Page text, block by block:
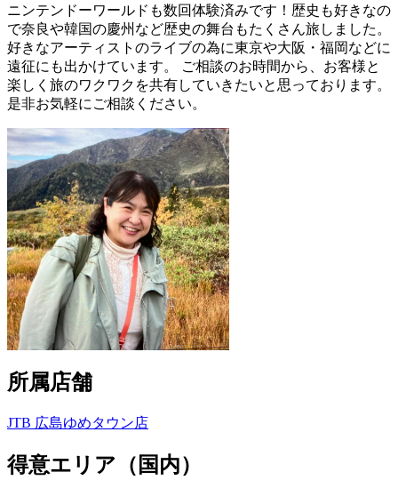
ニンテンドーワールドも数回体験済みです！歴史も好きなの
で奈良や韓国の慶州など歴史の舞台もたくさん旅しました。
好きなアーティストのライブの為に東京や大阪・福岡などに
遠征にも出かけています。 ご相談のお時間から、お客様と
楽しく旅のワクワクを共有していきたいと思っております。
是非お気軽にご相談ください。
所属店舗
JTB 広島ゆめタウン店
得意エリア（国内）